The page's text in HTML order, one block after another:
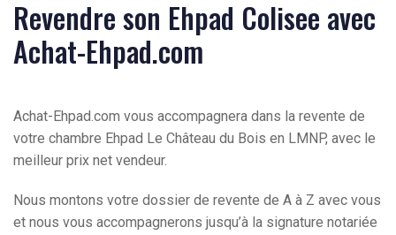
Revendre son Ehpad Colisee avec
Achat-Ehpad.com
Achat-Ehpad.com vous accompagnera dans la revente de
votre chambre Ehpad Le Château du Bois en LMNP, avec le
meilleur prix net vendeur.
Nous montons votre dossier de revente de A à Z avec vous
et nous vous accompagnerons jusqu’à la signature notariée